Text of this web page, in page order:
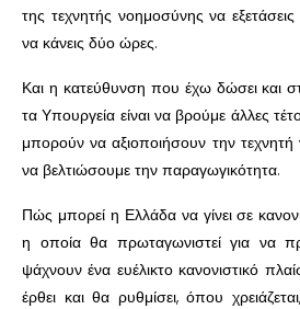
της τεχνητής νοημοσύνης να
να κάνεις δύο ώρες.
Και η κατεύθυνση που έχω δώσει και
τα Υπουργεία είναι να βρούμε άλλες
μπορούν να αξιοποιήσουν την
να βελτιώσουμε την παραγωγικότητα.
Πώς μπορεί η Ελλάδα να γίνει σε
η οποία θα πρωταγωνιστεί για να
ψάχνουν ένα ευέλικτο κανονιστικό
έρθει και θα ρυθμίσει, όπου